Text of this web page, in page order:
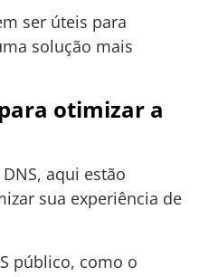
ser úteis para
solução mais
otimizar a
aqui estão
sua experiência de
público, como o